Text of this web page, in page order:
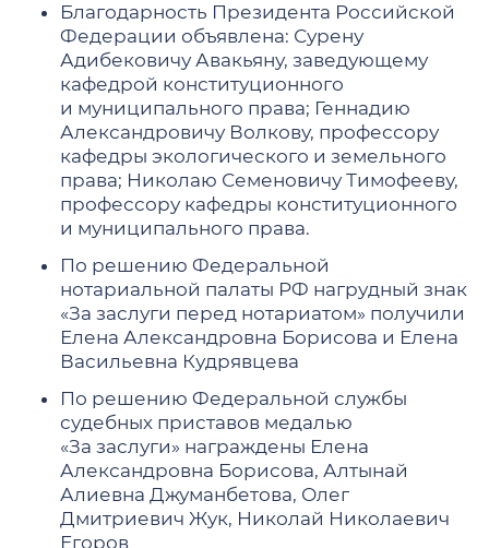
Благодарность Президента Российской
Федерации объявлена: Сурену
Адибековичу Авакьяну, заведующему
кафедрой конституционного
и муниципального права; Геннадию
Александровичу Волкову, профессору
кафедры экологического и земельного
права; Николаю Семеновичу Тимофееву,
профессору кафедры конституционного
и муниципального права.
По решению Федеральной
нотариальной палаты РФ нагрудный знак
«За заслуги перед нотариатом» получили
Елена Александровна Борисова и Елена
Васильевна Кудрявцева
По решению Федеральной службы
судебных приставов медалью
«За заслуги» награждены Елена
Александровна Борисова, Алтынай
Алиевна Джуманбетова, Олег
Дмитриевич Жук, Николай Николаевич
Егоров